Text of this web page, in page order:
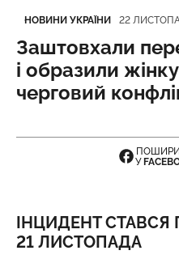
Категорія
НОВИНИ УКРАЇНИ
Дата публікації 22
Заштовхали
і образили
черговий
У
ІНЦИДЕНТ СТАВСЯ
21 ЛИСТОПАДА